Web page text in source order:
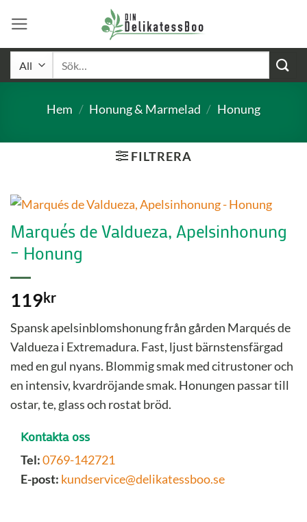
content
Hem / Honung & Marmelad / Honung
FILTRERA
Marqués de Valdueza, Apelsinhonung
– Honung
119kr
Spansk apelsinblomshonung från gården Marqués de
Valdueza i Extremadura. Fast, ljust bärnstensfärgad
med en gul nyans. Blommig smak med citrustoner och
en intensiv, kvardröjande smak. Honungen passar till
ostar, te, glass och rostat bröd.
Kontakta oss
Tel:0769-142721
E-post: kundservice@delikatessboo.se